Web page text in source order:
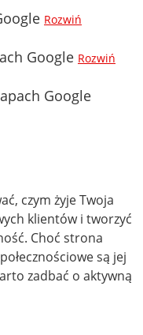
Rozwiń
Google Rozwiń
Google
czym żyje Twoja
klientów i tworzyć
Choć strona
są jej
zadbać o aktywną